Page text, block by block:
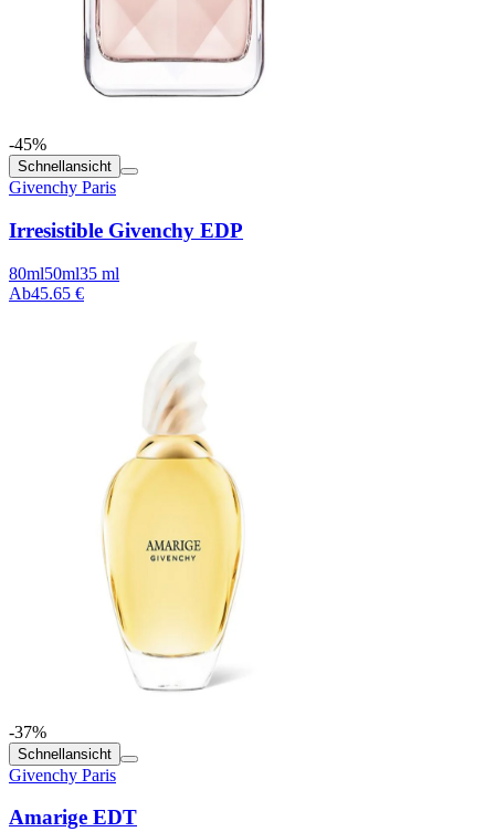
-45%
Schnellansicht
Givenchy Paris
Irresistible Givenchy EDP
80ml50ml35 ml
Ab45.65 €
-37%
Schnellansicht
Givenchy Paris
Amarige EDT